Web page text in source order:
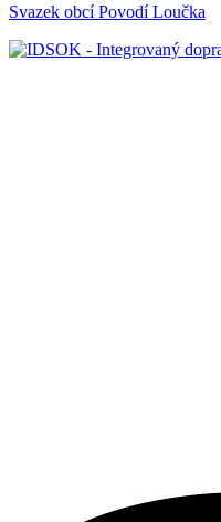
Svazek obcí Povodí Loučka